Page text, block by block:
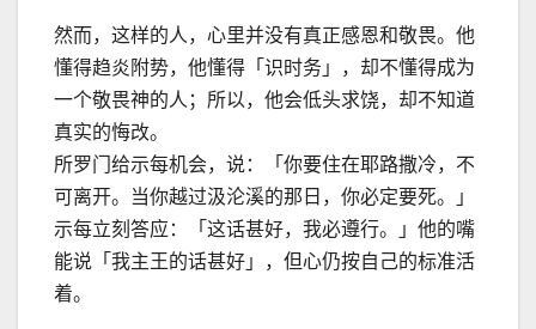
然而，这样的人，心里并没有真正感恩和敬畏。他
懂得趋炎附势，他懂得「识时务」，却不懂得成为
一个敬畏神的人；所以，他会低头求饶，却不知道
真实的悔改。
所罗门给示每机会，说：「你要住在耶路撒冷，不
可离开。当你越过汲沦溪的那日，你必定要死。」
示每立刻答应：「这话甚好，我必遵行。」他的嘴
能说「我主王的话甚好」，但心仍按自己的标准活
着。